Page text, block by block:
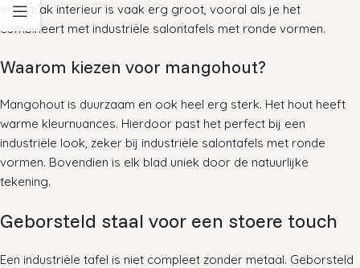
een strak interieur is vaak erg groot, vooral als je het
combineert met industriële salontafels met ronde vormen.
Waarom kiezen voor mangohout?
Mangohout is duurzaam en ook heel erg sterk. Het hout heeft
warme kleurnuances. Hierdoor past het perfect bij een
industriële look, zeker bij industriële salontafels met ronde
vormen. Bovendien is elk blad uniek door de natuurlijke
tekening.
Geborsteld staal voor een stoere touch
Een industriële tafel is niet compleet zonder metaal. Geborsteld